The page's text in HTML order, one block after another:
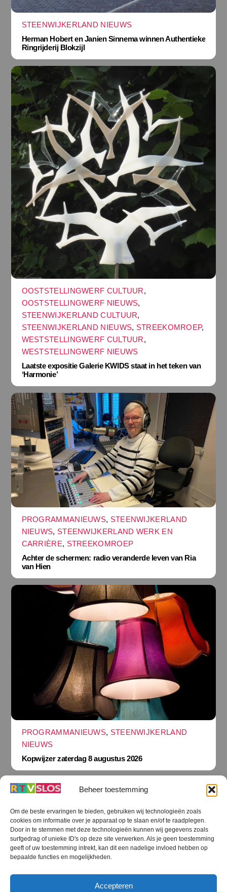
Beheer toestemming
Om de beste ervaringen te bieden, gebruiken wij technologieën zoals
cookies om informatie over je apparaat op te slaan en/of te raadplegen.
Door in te stemmen met deze technologieën kunnen wij gegevens zoals
surfgedrag of unieke ID's op deze site verwerken. Als je geen toestemming
geeft of uw toestemming intrekt, kan dit een nadelige invloed hebben op
bepaalde functies en mogelijkheden.
Accepteren
STEENWIJKERLAND NIEUWS
Herman Hobert en Janien Sinnema winnen Authentieke
Ringrijderij Blokzijl
OOSTSTELLINGWERF CULTUUR,
OOSTSTELLINGWERF NIEUWS,
STEENWIJKERLAND CULTUUR,
STEENWIJKERLAND NIEUWS, STREEKOMROEP,
WESTSTELLINGWERF CULTUUR,
WESTSTELLINGWERF NIEUWS
Laatste expositie Galerie KWIDS staat in het teken van
‘Harmonie’
PROGRAMMANIEUWS, STEENWIJKERLAND
NIEUWS, STEENWIJKERLAND WERK EN
CARRIÈRE, STREEKOMROEP
Achter de schermen: radio veranderde leven van Ria
van Hien
PROGRAMMANIEUWS, STEENWIJKERLAND
NIEUWS
Kopwijzer zaterdag 8 augustus 2026
Terug
naar
boven
RTV SLOS